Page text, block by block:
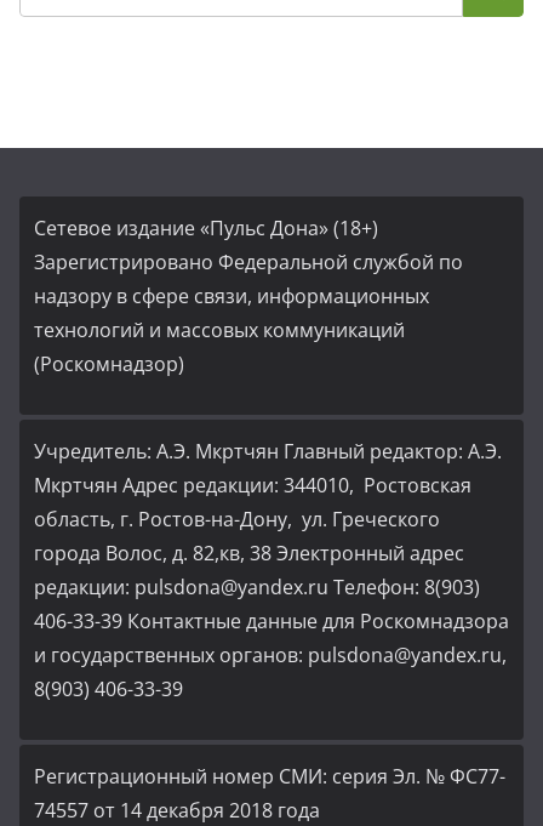
Сетевое издание «Пульс Дона» (18+)
Зарегистрировано Федеральной службой по
надзору в сфере связи, информационных
технологий и массовых коммуникаций
(Роскомнадзор)
Учредитель: А.Э. Мкртчян Главный редактор: А.Э.
Мкртчян Адрес редакции: 344010, Ростовская
область, г. Ростов-на-Дону, ул. Греческого
города Волос, д. 82,кв, 38 Электронный адрес
редакции: pulsdona@yandex.ru Телефон: 8(903)
406-33-39 Контактные данные для Роскомнадзора
и государственных органов: pulsdona@yandex.ru,
8(903) 406-33-39
Регистрационный номер СМИ: серия Эл. № ФС77-
74557 от 14 декабря 2018 года